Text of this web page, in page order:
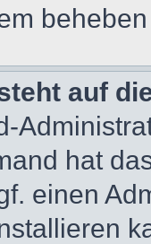
auf
hat
einen